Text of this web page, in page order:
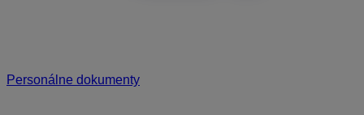
Personálne dokumenty